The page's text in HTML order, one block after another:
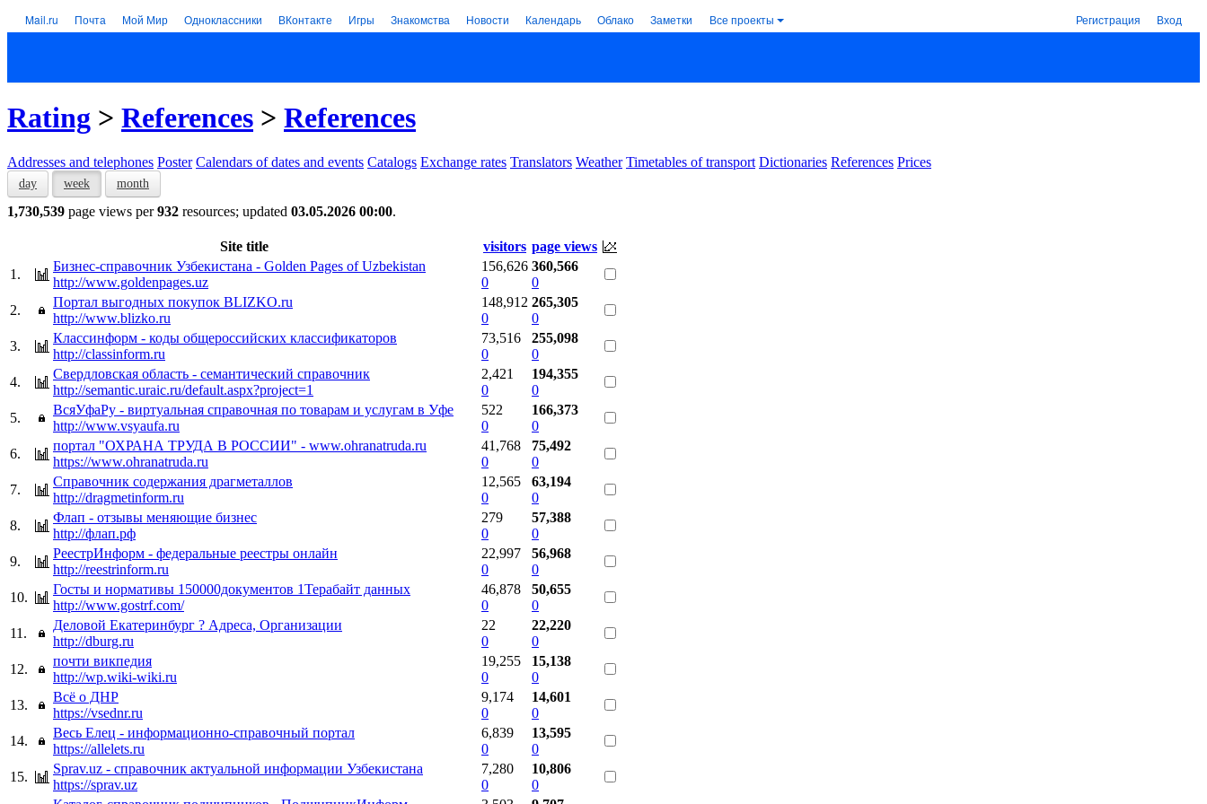
Mail.ru Почта Мой Мир Одноклассники ВКонтакте Игры Знакомства Новости Календарь Облако Заметки Все проекты Регистрация Вход
Rating > References > References
Addresses and telephones Poster Calendars of dates and events Catalogs Exchange rates Translators Weather Timetables of transport Dictionaries References Prices
day week month
1,730,539 page views per932 resources; updated 03.05.2026 00:00.
Site title visitors page views
1.
Бизнес-справочник Узбекистана - Golden Pages of Uzbekistan
http://www.goldenpages.uz
156,626
0
360,566
0
2.
Портал выгодных покупок BLIZKO.ru
http://www.blizko.ru
148,912
0
265,305
0
3.
Классинформ - коды общероссийских классификаторов
http://classinform.ru
73,516
0
255,098
0
4.
Свердловская область - семантический справочник
http://semantic.uraic.ru/default.aspx?project=1
2,421
0
194,355
0
5.
ВсяУфаРу - виртуальная справочная по товарам и услугам в Уфе
http://www.vsyaufa.ru
522
0
166,373
0
6.
портал "ОХРАНА ТРУДА В РОССИИ" - www.ohranatruda.ru
https://www.ohranatruda.ru
41,768
0
75,492
0
7.
Справочник содержания драгметаллов
http://dragmetinform.ru
12,565
0
63,194
0
8.
Флап - отзывы меняющие бизнес
http://флап.рф
279
0
57,388
0
9.
РеестрИнформ - федеральные реестры онлайн
http://reestrinform.ru
22,997
0
56,968
0
10.
Госты и нормативы 150000документов 1Терабайт данных
http://www.gostrf.com/
46,878
0
50,655
0
11.
Деловой Екатеринбург ? Адреса, Организации
http://dburg.ru
22
0
22,220
0
12.
почти викпедия
http://wp.wiki-wiki.ru
19,255
0
15,138
0
13.
Всё о ДНР
https://vsednr.ru
9,174
0
14,601
0
14.
Весь Елец - информационно-справочный портал
https://allelets.ru
6,839
0
13,595
0
15.
Sprav.uz - cправочник актуальной информации Узбекистана
https://sprav.uz
7,280
0
10,806
0